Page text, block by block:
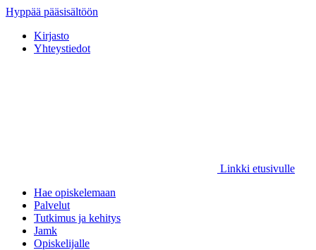
Hyppää pääsisältöön
Kirjasto
Yhteystiedot
Linkki etusivulle
Hae opiskelemaan
Palvelut
Tutkimus ja kehitys
Jamk
Opiskelijalle